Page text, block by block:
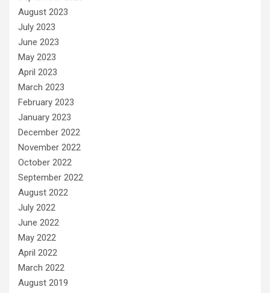
August 2023
July 2023
June 2023
May 2023
April 2023
March 2023
February 2023
January 2023
December 2022
November 2022
October 2022
September 2022
August 2022
July 2022
June 2022
May 2022
April 2022
March 2022
August 2019